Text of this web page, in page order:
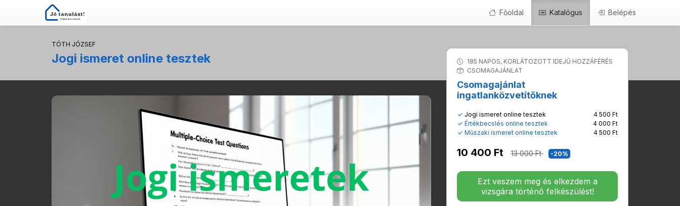
Főoldal Katalógus Belépés
TÓTH JÓZSEF
Jogi ismeret online tesztek
185 NAPOS, KORLÁTOZOTT IDEJŰ HOZZÁFÉRÉS
CSOMAGAJÁNLAT
Csomagajánlat
ingatlanközvetítőknek
Jogi ismeret online tesztek
4 500 Ft
Értékbecslés online tesztek
4 000 Ft
Műszaki ismeret online tesztek
4 500 Ft
10 400 Ft 13 000 Ft -20%
Ezt veszem meg és elkezdem a
vizsgára történő felkészülést!